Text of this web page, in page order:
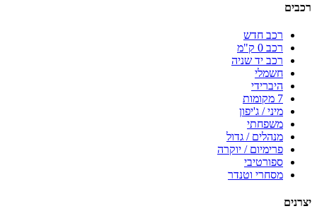
רכבים
רכב חדש
רכב 0 ק"מ
רכב יד שניה
חשמלי
היברידי
7 מקומות
מיני / ג'יפון
משפחתי
מנהלים / גדול
פרימיום / יוקרה
ספורטיבי
מסחרי וטנדר
יצרנים